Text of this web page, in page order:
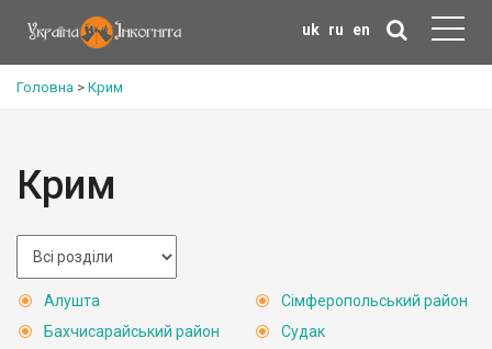
uk ru en
Головна > Крим
Крим
Алушта
Бахчисарайський район
Сімферопольський район
Судак